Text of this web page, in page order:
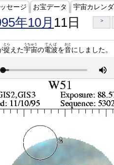
セージ お宝データ 宇宙カレン
年10月 11日 >
捉
とら
えた宇宙
うちゅう
の電波
でんぱ
を音
おと
にしました。